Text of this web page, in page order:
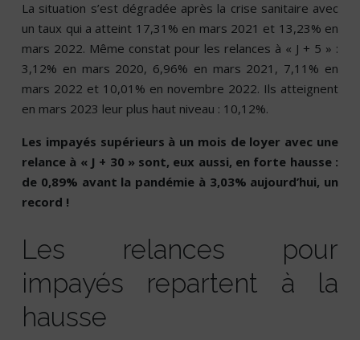
La situation s’est dégradée après la crise sanitaire avec
un taux qui a atteint 17,31% en mars 2021 et 13,23% en
mars 2022. Même constat pour les relances à « J + 5 » :
3,12% en mars 2020, 6,96% en mars 2021, 7,11% en
mars 2022 et 10,01% en novembre 2022. Ils atteignent
en mars 2023 leur plus haut niveau : 10,12%.
Les impayés supérieurs à un mois de loyer avec une
relance à « J + 30 » sont, eux aussi, en forte hausse :
de 0,89% avant la pandémie à 3,03% aujourd’hui, un
record !
Les relances pour
impayés repartent à la
hausse